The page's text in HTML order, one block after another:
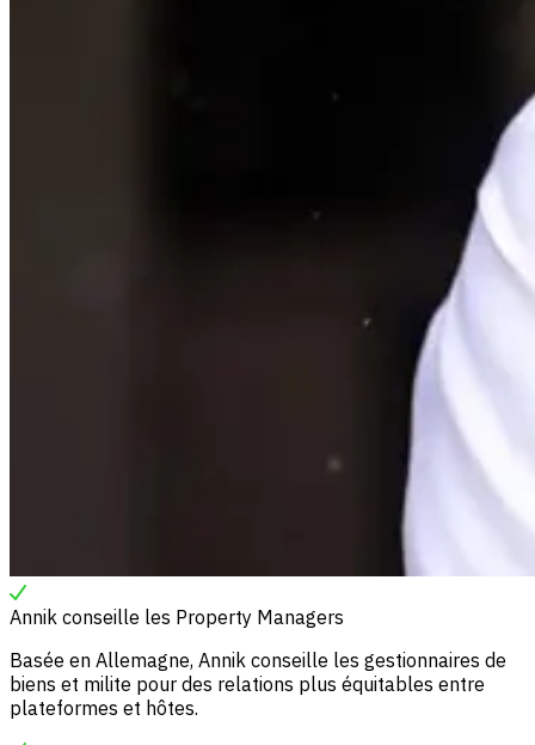
Annik conseille les Property Managers
Basée en Allemagne, Annik conseille les gestionnaires de
biens et milite pour des relations plus équitables entre
plateformes et hôtes.